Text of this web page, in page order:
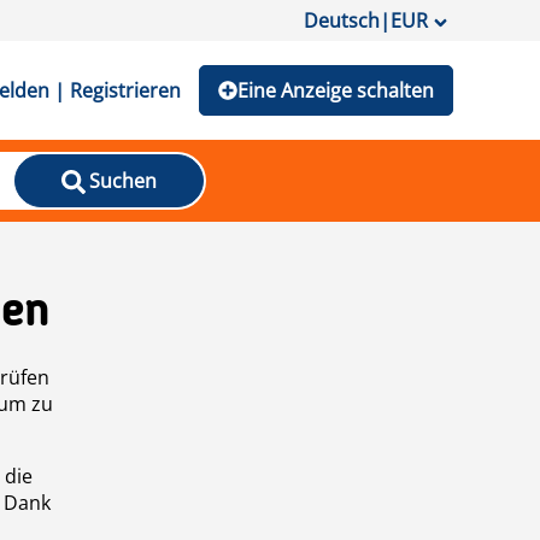
Deutsch|EUR
| Registrieren Eine Anzeige schalten
Suchen
zu
die